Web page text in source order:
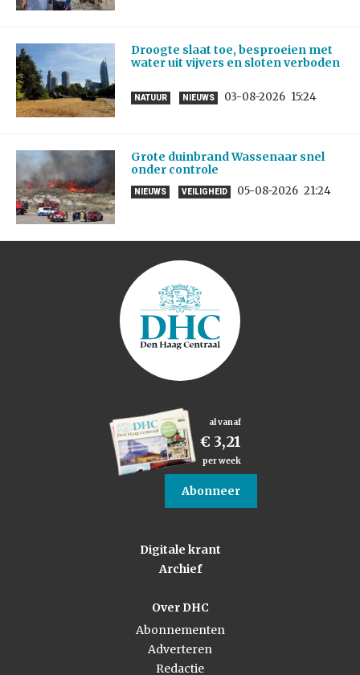
Droogte slaat toe, besproeien met
water uit vijvers en sloten verboden
NATUUR NIEUWS 03-08-2026 15:24
Grote duinbrand Wassenaar snel
onder controle
NIEUWS VEILIGHEID 05-08-2026 21:24
al vanaf
€ 3,21
per week
Abonneer
Digitale krant
Archief
Over DHC
Abonnementen
Adverteren
Redactie